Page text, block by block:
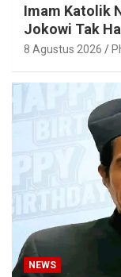
Imam Katolik
Jokowi Tak
8 Agustus 2026
NEWS